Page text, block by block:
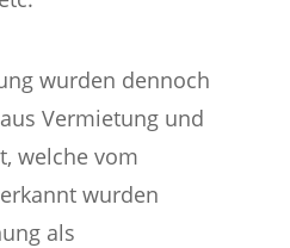
wurden dennoch
Vermietung und
welche vom
wurden
als